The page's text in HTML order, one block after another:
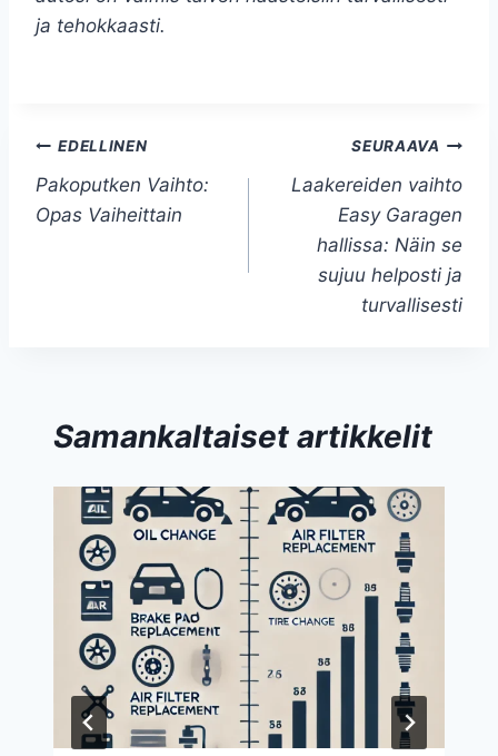
ja tehokkaasti.
Artikkelien
selaus
EDELLINEN
Pakoputken Vaihto:
Opas Vaiheittain
SEURAAVA
Laakereiden vaihto
Easy Garagen
hallissa: Näin se
sujuu helposti ja
turvallisesti
Samankaltaiset artikkelit